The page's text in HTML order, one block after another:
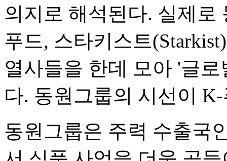
의지로 해석된다. 실제
푸드, 스타키스트
열사들을 한데 모아 '글
다. 동원그룹의 시선이
동원그룹은 주력 수출국